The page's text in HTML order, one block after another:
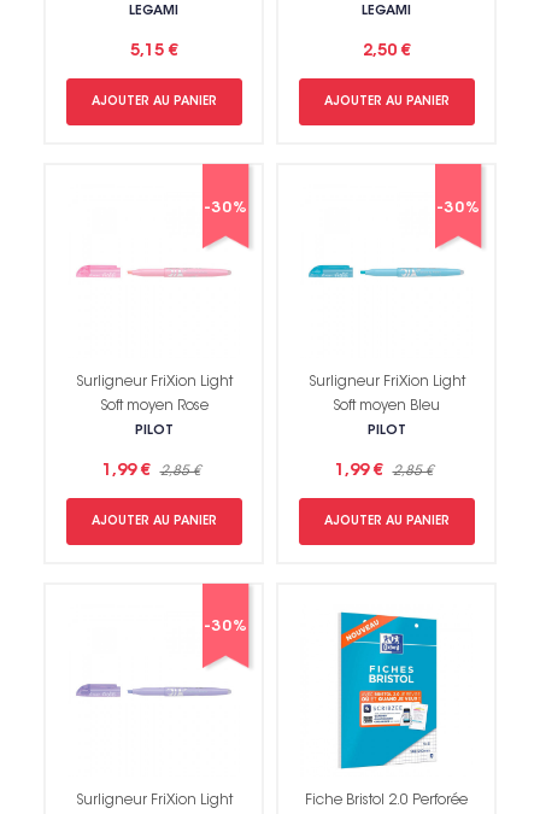
LEGAMI
5,15 €
AJOUTER AU PANIER
LEGAMI
2,50 €
AJOUTER AU PANIER
-30%
Surligneur FriXion Light
Soft moyen Rose
PILOT
1,99 € 2,85 €
AJOUTER AU PANIER
-30%
Surligneur FriXion Light
Soft moyen Bleu
PILOT
1,99 € 2,85 €
AJOUTER AU PANIER
-30%
Surligneur FriXion Light
Fiche Bristol 2.0 Perforée